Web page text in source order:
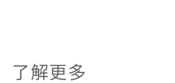
了解更多